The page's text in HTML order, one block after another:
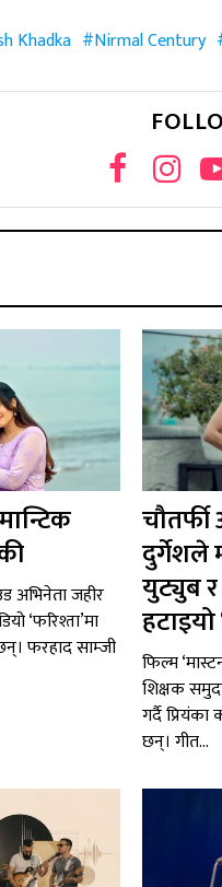
Khadka Nirmal Century
अभिनेता जहीर
‘फरिश्ता’मा
फरहाद साम्जी
दुर्गेशले
युट्युब
हटाइयो
फिल्म
शिक्षक
गर्दै प्रियंका
छन्। गीत...